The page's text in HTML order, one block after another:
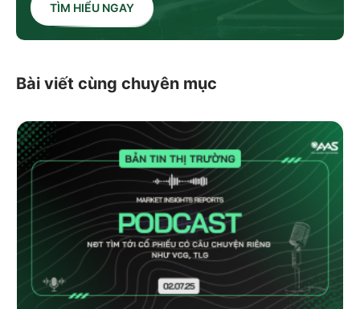
TÌM HIỂU NGAY
Bài viết cùng chuyên mục